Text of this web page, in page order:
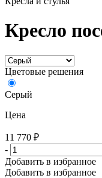
Кресло
Цветовые решения
Серый
Цена
11 770 ₽
-
Добавить в избранное
Добавить в избранное